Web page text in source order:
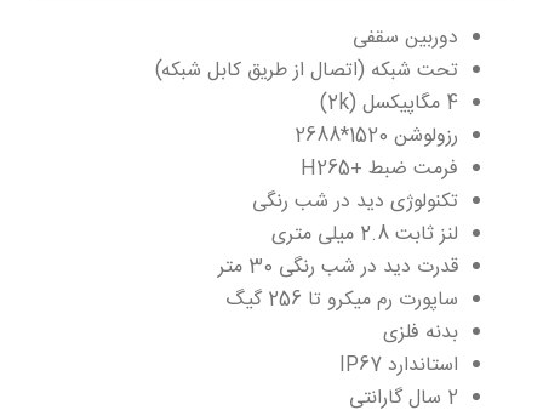
دوربین سقفی
تحت شبکه (اتصال از طریق کابل شبکه)
4 مگاپیکسل (2k)
رزولوشن 1520*2688
فرمت ضبط +H265
تکنولوژی دید در شب رنگی
لنز ثابت 2.8 میلی متری
قدرت دید در شب رنگی 30 متر
ساپورت رم میکرو تا 256 گیگ
بدنه فلزی
استاندارد IP67
2 سال گارانتی